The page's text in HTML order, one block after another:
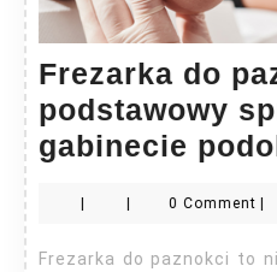
Frezarka do
podstawowy
gabinecie
| | 0 Comment |
Frezarka do paznokci to niezwykle istotny element